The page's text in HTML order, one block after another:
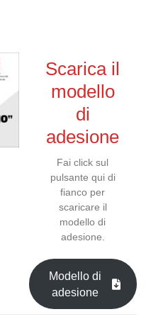
Scarica il
modello
di
adesione
Fai click sul
pulsante qui di
fianco per
scaricare il
modello di
adesione.
Modello di
adesione